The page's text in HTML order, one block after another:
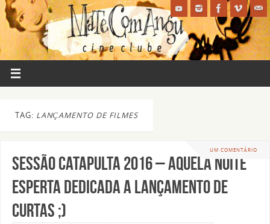
TAG: LANÇAMENTO DE FILMES
UM COMENTÁRIO
Sessão Catapulta 2016 – aquela noite
esperta dedicada a lançamento de
curtas ;)